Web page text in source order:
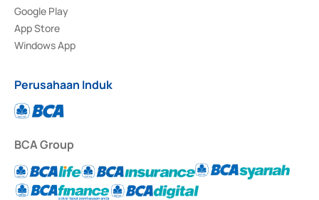
Google Play
App Store
Windows App
Perusahaan Induk
BCA Group